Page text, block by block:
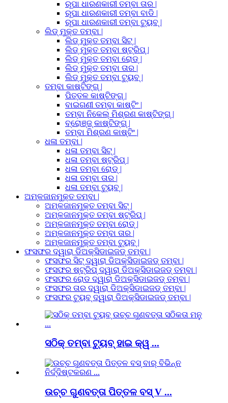
ରୂପା ଧାରଣକାରୀ ତମ୍ବା ତାର |
ରୂପା ଧାରଣକାରୀ ତମ୍ବା ବାଡି |
ରୂପା ଧାରଣକାରୀ ତମ୍ବା ଟ୍ୟୁବ୍ |
ଲିଡ୍ ମୁକ୍ତ ତମ୍ବା |
ଲିଡ୍ ମୁକ୍ତ ତମ୍ବା ସିଟ୍ |
ଲିଡ୍ ମୁକ୍ତ ତମ୍ବା ଷ୍ଟ୍ରିପ୍ |
ଲିଡ୍ ମୁକ୍ତ ତମ୍ବା ରୋଡ୍ |
ଲିଡ୍ ମୁକ୍ତ ତମ୍ବା ତାର |
ଲିଡ୍ ମୁକ୍ତ ତମ୍ବା ଟ୍ୟୁବ୍ |
ତମ୍ବା କାଷ୍ଟିଙ୍ଗ୍ |
ପିତ୍ତଳ କାଷ୍ଟିଙ୍ଗ୍ |
ବାଇଗଣୀ ତମ୍ବା କାଷ୍ଟିଂ |
ତମ୍ବା ନିକେଲ୍ ମିଶ୍ରଣ କାଷ୍ଟିଙ୍ଗ୍ |
ବ୍ରୋଞ୍ଜ୍ କାଷ୍ଟିଙ୍ଗ୍ |
ତମ୍ବା ମିଶ୍ରଣ କାଷ୍ଟିଂ |
ଧଳା ତମ୍ବା |
ଧଳା ତମ୍ବା ସିଟ୍ |
ଧଳା ତମ୍ବା ଷ୍ଟ୍ରିପ୍ |
ଧଳା ତମ୍ବା ରୋଡ୍ |
ଧଳା ତମ୍ବା ତାର |
ଧଳା ତମ୍ବା ଟ୍ୟୁବ୍ |
ଅମ୍ଳଜାନମୁକ୍ତ ତମ୍ବା |
ଅମ୍ଳଜାନମୁକ୍ତ ତମ୍ବା ସିଟ୍ |
ଅମ୍ଳଜାନମୁକ୍ତ ତମ୍ବା ଷ୍ଟ୍ରିପ୍ |
ଅମ୍ଳଜାନମୁକ୍ତ ତମ୍ବା ରୋଡ୍ |
ଅମ୍ଳଜାନମୁକ୍ତ ତମ୍ବା ତାର |
ଅମ୍ଳଜାନମୁକ୍ତ ତମ୍ବା ଟ୍ୟୁବ୍ |
ଫସଫର ଦ୍ୱାରା ଡିଅକ୍ସିଡାଇଜଡ୍ ତମ୍ବା |
ଫସଫର ସିଟ୍ ଦ୍ୱାରା ଡିଅକ୍ସିଡାଇଜଡ୍ ତମ୍ବା |
ଫସଫର ଷ୍ଟ୍ରିପ୍ ଦ୍ୱାରା ଡିଅକ୍ସିଡାଇଜଡ୍ ତମ୍ବା |
ଫସଫର ରୋଡ ଦ୍ୱାରା ଡିଅକ୍ସିଡାଇଜଡ୍ ତମ୍ବା |
ଫସଫର ତାର ଦ୍ୱାରା ଡିଅକ୍ସିଡାଇଜଡ୍ ତମ୍ବା |
ଫସଫର ଟ୍ୟୁବ୍ ଦ୍ୱାରା ଡିଅକ୍ସିଡାଇଜଡ୍ ତମ୍ବା |
ସଠିକ୍ ତମ୍ବା ଟ୍ୟୁବ୍ ହାଇ କ୍ୱ ...
ଉଚ୍ଚ ଗୁଣବତ୍ତା ପିତ୍ତଳ ବସ୍ V ...